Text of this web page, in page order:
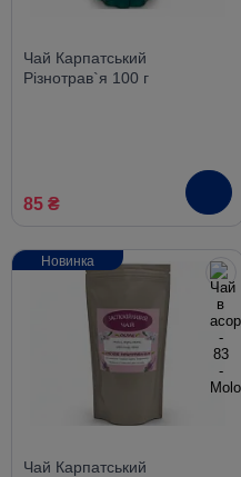
Чай Карпатський
Різнотрав`я 100 г
85 ₴
Чай Карпатський
Новинка